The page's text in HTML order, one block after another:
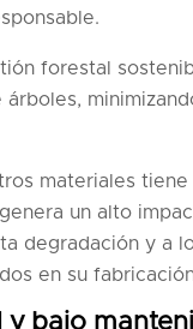
forestal
árboles,
materiales
un alto
degradación y a
en su
y bajo